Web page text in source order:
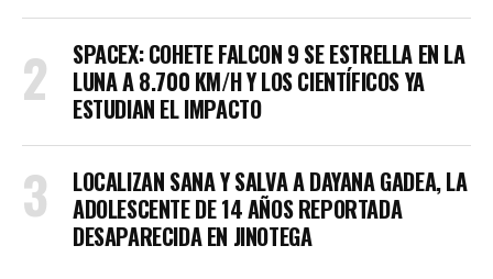
SPACEX: COHETE FALCON 9 SE ESTRELLA EN LA
LUNA A 8.700 KM/H Y LOS CIENTÍFICOS YA
ESTUDIAN EL IMPACTO
LOCALIZAN SANA Y SALVA A DAYANA GADEA, LA
ADOLESCENTE DE 14 AÑOS REPORTADA
DESAPARECIDA EN JINOTEGA